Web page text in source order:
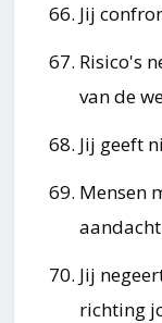
Jij
Risico's
van de
Jij geeft
Mensen
Jij
richting